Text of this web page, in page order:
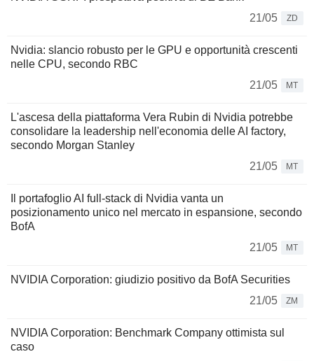
21/05
ZD
Nvidia: slancio robusto per le GPU e opportunità crescenti
nelle CPU, secondo RBC
21/05
MT
L'ascesa della piattaforma Vera Rubin di Nvidia potrebbe
consolidare la leadership nell'economia delle AI factory,
secondo Morgan Stanley
21/05
MT
Il portafoglio AI full-stack di Nvidia vanta un
posizionamento unico nel mercato in espansione, secondo
BofA
21/05
MT
NVIDIA Corporation: giudizio positivo da BofA Securities
21/05
ZM
NVIDIA Corporation: Benchmark Company ottimista sul
caso